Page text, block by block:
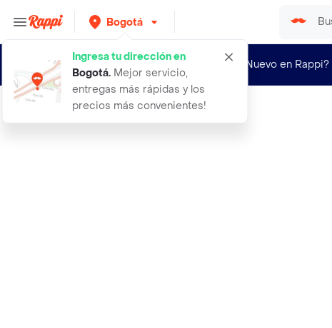
Bogotá
Ingresa tu dirección en
Bogotá. Mejor servicio,
entregas más rápidas y los
precios más convenientes!
¿Nuevo en Rappi?
diadema gaming headset model rx300